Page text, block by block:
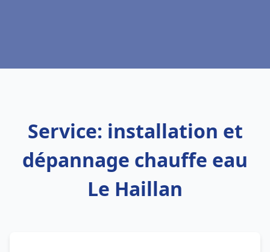
Service: installation et
dépannage chauffe eau
Le Haillan